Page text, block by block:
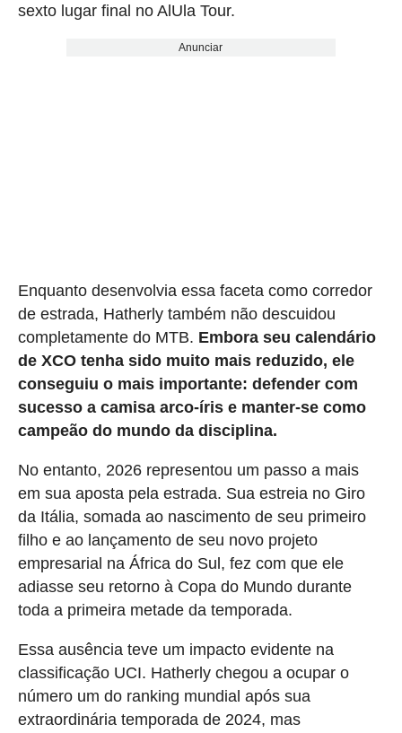
sexto lugar final no AlUla Tour.
Anunciar
Enquanto desenvolvia essa faceta como corredor
de estrada, Hatherly também não descuidou
completamente do MTB. Embora seu calendário
de XCO tenha sido muito mais reduzido, ele
conseguiu o mais importante: defender com
sucesso a camisa arco-íris e manter-se como
campeão do mundo da disciplina.
No entanto, 2026 representou um passo a mais
em sua aposta pela estrada. Sua estreia no Giro
da Itália, somada ao nascimento de seu primeiro
filho e ao lançamento de seu novo projeto
empresarial na África do Sul, fez com que ele
adiasse seu retorno à Copa do Mundo durante
toda a primeira metade da temporada.
Essa ausência teve um impacto evidente na
classificação UCI. Hatherly chegou a ocupar o
número um do ranking mundial após sua
extraordinária temporada de 2024, mas